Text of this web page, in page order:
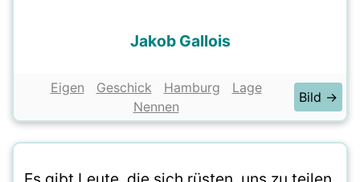
Jakob Gallois
Eigen Geschick Hamburg
Lage
Nennen
Bild →